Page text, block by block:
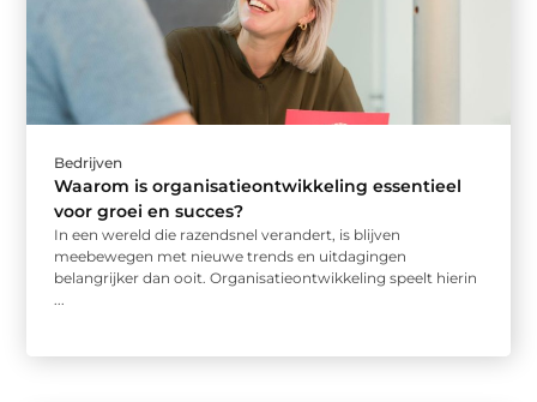
Bedrijven
Waarom is organisatieontwikkeling essentieel
voor groei en succes?
In een wereld die razendsnel verandert, is blijven
meebewegen met nieuwe trends en uitdagingen
belangrijker dan ooit. Organisatieontwikkeling speelt hierin
...